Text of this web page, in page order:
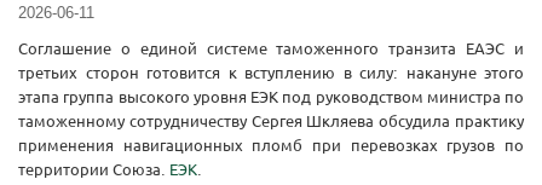
2026-06-11
Соглашение о единой системе таможенного транзита ЕАЭС и
третьих сторон готовится к вступлению в силу: накануне этого
этапа группа высокого уровня ЕЭК под руководством министра по
таможенному сотрудничеству Сергея Шкляева обсудила практику
применения навигационных пломб при перевозках грузов по
территории Союза. ЕЭК